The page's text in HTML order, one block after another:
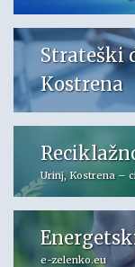
Strateški
Kostrena
Urinj, Kostrena –
e-zelenko.eu